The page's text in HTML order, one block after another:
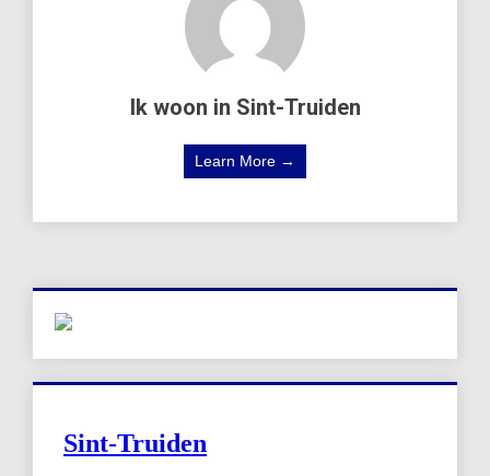
Ik woon in Sint-Truiden
Learn More →